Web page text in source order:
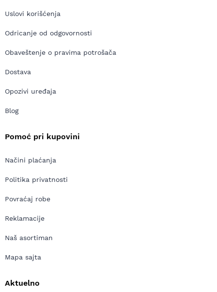
Uslovi korišćenja
Odricanje od odgovornosti
Obaveštenje o pravima potrošača
Dostava
Opozivi uređaja
Blog
Pomoć pri kupovini
Načini plaćanja
Politika privatnosti
Povraćaj robe
Reklamacije
Naš asortiman
Mapa sajta
Aktuelno